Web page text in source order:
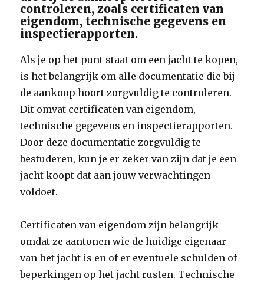
controleren, zoals certificaten van
eigendom, technische gegevens en
inspectierapporten.
Als je op het punt staat om een jacht te kopen,
is het belangrijk om alle documentatie die bij
de aankoop hoort zorgvuldig te controleren.
Dit omvat certificaten van eigendom,
technische gegevens en inspectierapporten.
Door deze documentatie zorgvuldig te
bestuderen, kun je er zeker van zijn dat je een
jacht koopt dat aan jouw verwachtingen
voldoet.
Certificaten van eigendom zijn belangrijk
omdat ze aantonen wie de huidige eigenaar
van het jacht is en of er eventuele schulden of
beperkingen op het jacht rusten. Technische